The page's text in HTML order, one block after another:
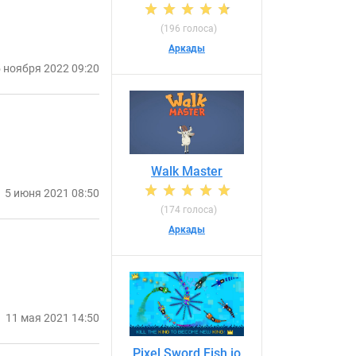
ноября 2022 09:20
5 июня 2021 08:50
11 мая 2021 14:50
(196 голоса)
Аркады
Walk Master
(174 голоса)
Аркады